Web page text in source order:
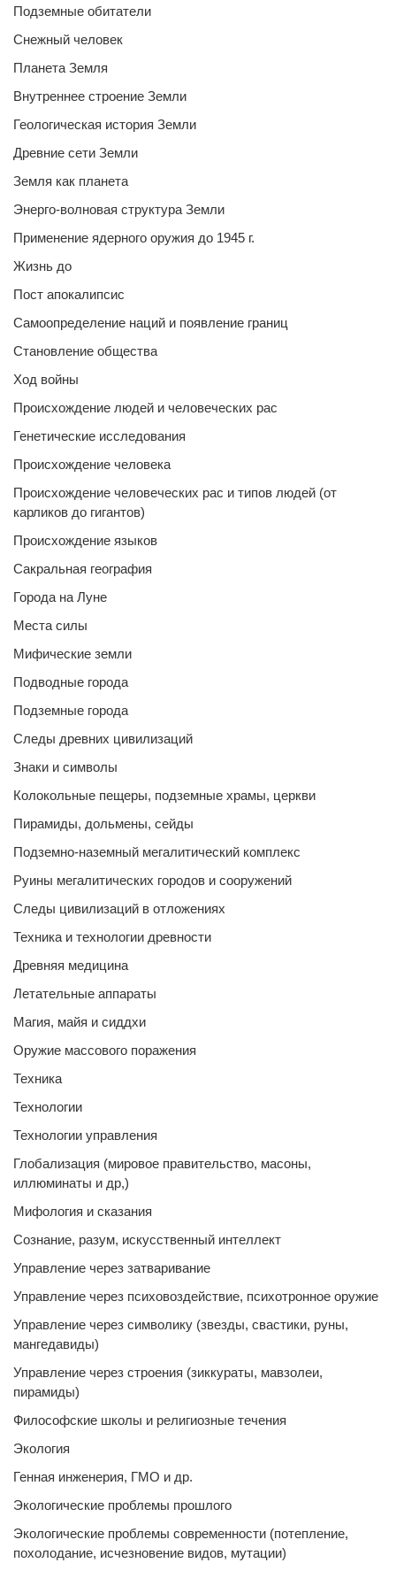
Подземные обитатели
Снежный человек
Планета Земля
Внутреннее строение Земли
Геологическая история Земли
Древние сети Земли
Земля как планета
Энерго-волновая структура Земли
Применение ядерного оружия до 1945 г.
Жизнь до
Пост апокалипсис
Самоопределение наций и появление границ
Становление общества
Ход войны
Происхождение людей и человеческих рас
Генетические исследования
Происхождение человека
Происхождение человеческих рас и типов людей (от
карликов до гигантов)
Происхождение языков
Сакральная география
Города на Луне
Места силы
Мифические земли
Подводные города
Подземные города
Следы древних цивилизаций
Знаки и символы
Колокольные пещеры, подземные храмы, церкви
Пирамиды, дольмены, сейды
Подземно-наземный мегалитический комплекс
Руины мегалитических городов и сооружений
Следы цивилизаций в отложениях
Техника и технологии древности
Древняя медицина
Летательные аппараты
Магия, майя и сиддхи
Оружие массового поражения
Техника
Технологии
Технологии управления
Глобализация (мировое правительство, масоны,
иллюминаты и др,)
Мифология и сказания
Сознание, разум, искусственный интеллект
Управление через затваривание
Управление через психовоздействие, психотронное оружие
Управление через символику (звезды, свастики, руны,
мангедавиды)
Управление через строения (зиккураты, мавзолеи,
пирамиды)
Философские школы и религиозные течения
Экология
Генная инженерия, ГМО и др.
Экологические проблемы прошлого
Экологические проблемы современности (потепление,
похолодание, исчезновение видов, мутации)